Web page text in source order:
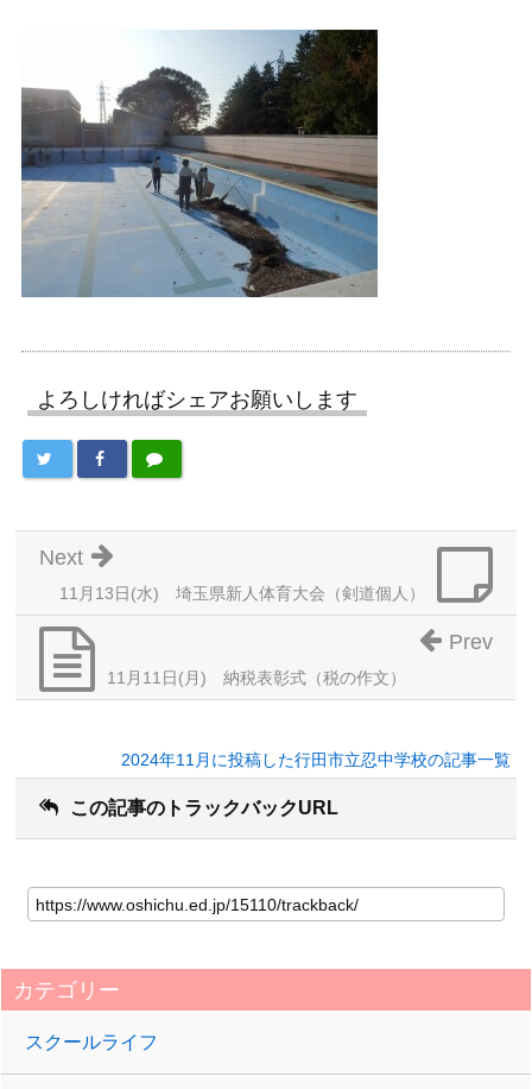
よろしければシェアお願いします
11月13日(水) 埼玉県新人体育大会（剣道個人）
Next
11月11日(月) 納税表彰式（税の作文）
Prev
2024年11月に投稿した行田市立忍中学校の記事一覧
この記事のトラックバックURL
カテゴリー
スクールライフ